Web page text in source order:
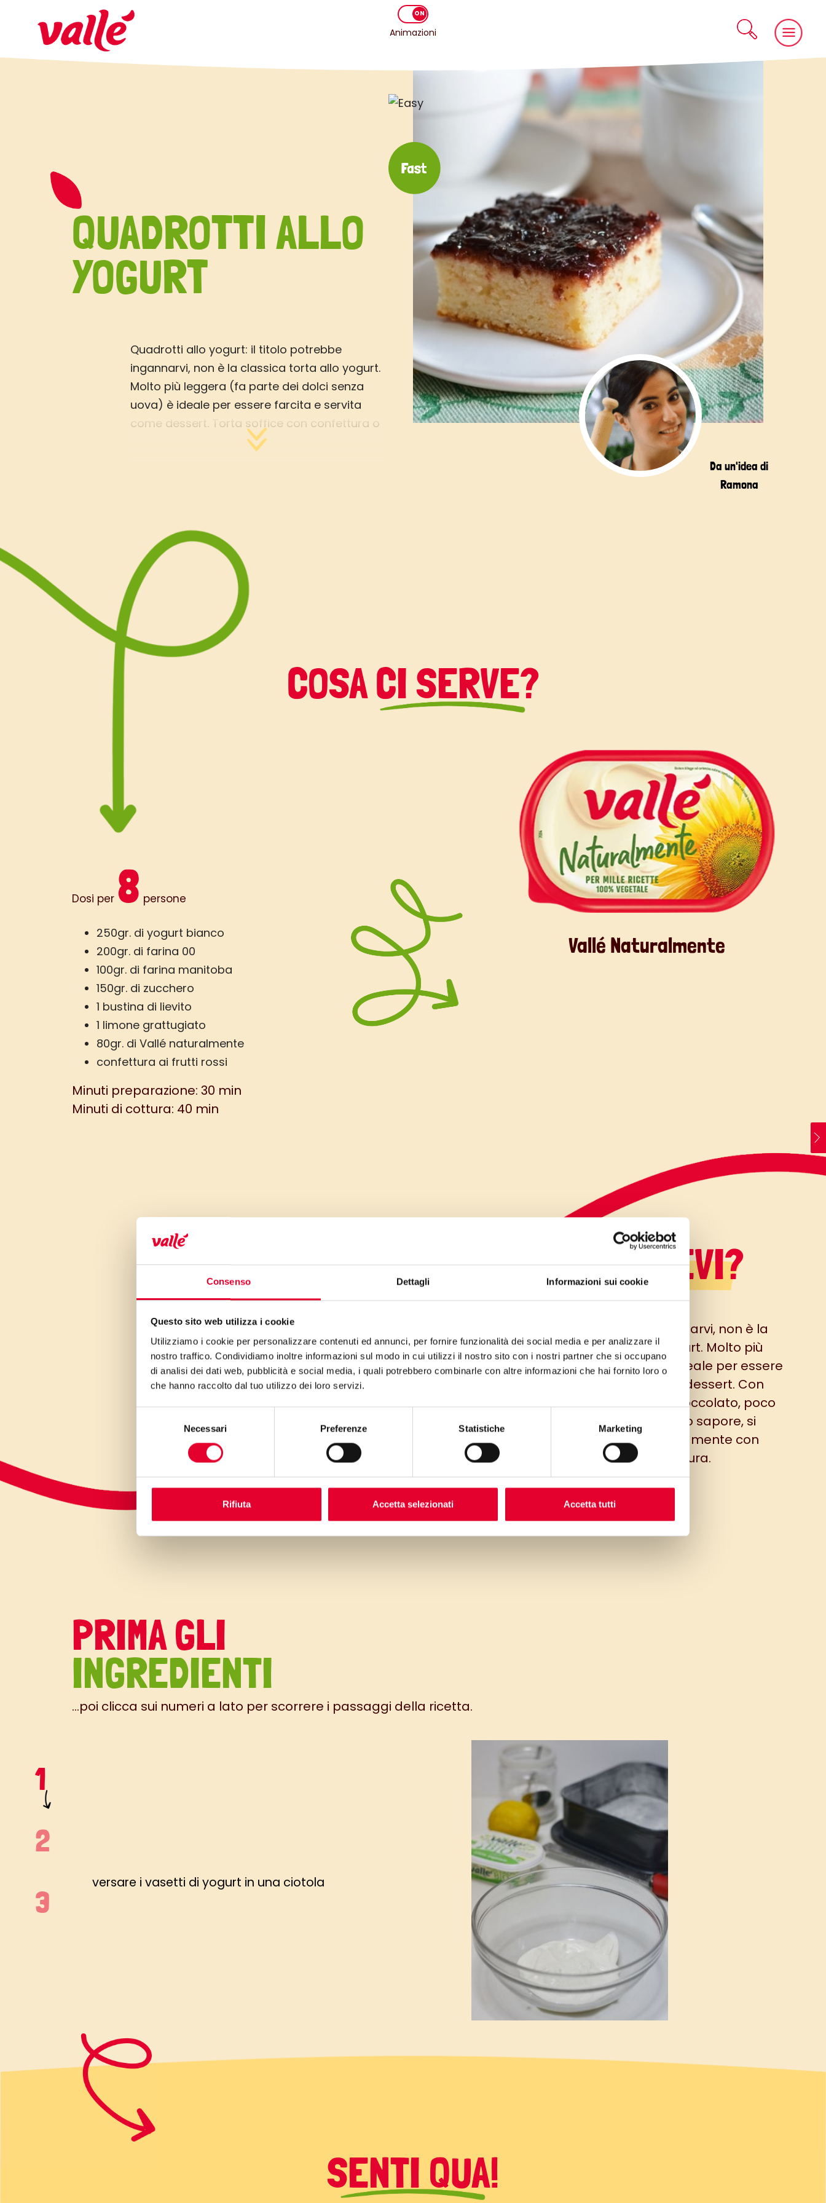
Consenso Dettagli Informazioni sui cookie
Questo sito web utilizza i cookie
Utilizziamo i cookie per personalizzare contenuti ed annunci, per fornire funzionalità dei social media e per analizzare il
nostro traffico. Condividiamo inoltre informazioni sul modo in cui utilizzi il nostro sito con i nostri partner che si occupano
di analisi dei dati web, pubblicità e social media, i quali potrebbero combinarle con altre informazioni che hai fornito loro o
che hanno raccolto dal tuo utilizzo dei loro servizi.
Necessari Preferenze Statistiche Marketing
Rifiuta Accetta selezionati Accetta tutti
Animazioni
QUADROTTI ALLO
YOGURT
Quadrotti allo yogurt: il titolo potrebbe
ingannarvi, non è la classica torta allo yogurt.
Molto più leggera (fa parte dei dolci senza
uova) è ideale per essere farcita e servita
come dessert. Torta soffice con confettura o
crema al cioccolato, poco importa, il suo
Da un'idea di
Ramona
COSA CI SERVE?
Dosi per 8 persone
250gr. di yogurt bianco
200gr. di farina 00
100gr. di farina manitoba
150gr. di zucchero
1 bustina di lievito
1 limone grattugiato
80gr. di Vallé naturalmente
confettura ai frutti rossi
Minuti preparazione: 30 min
Minuti di cottura: 40 min
Vallé Naturalmente
LO SAPEVI?
Il titolo potrebbe ingannarvi, non è la
classica torta allo yogurt. Molto più
leggera (senza uova) è ideale per essere
farcita e servita come dessert. Con
confettura o crema al cioccolato, poco
importa, il suo delicato sapore, si
accompagna perfettamente con
qualsiasi farcitura.
PRIMA GLI
INGREDIENTI
...poi clicca sui numeri a lato per scorrere i passaggi della ricetta.
versare i vasetti di yogurt in una ciotola
aggiungere lo zucchero e Vallé a temperatura ambiente.
SENTI QUA!